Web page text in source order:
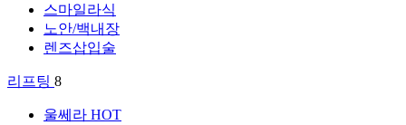
스마일라식
노안/백내장
렌즈삽입술
리프팅 8
울쎄라 HOT